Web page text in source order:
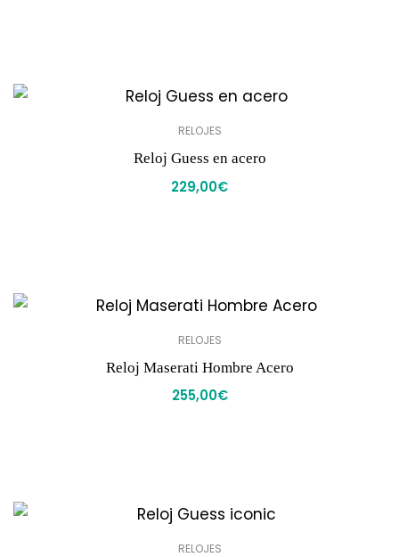
RELOJES
Reloj Guess en acero
229,00€
RELOJES
Reloj Maserati Hombre Acero
255,00€
RELOJES